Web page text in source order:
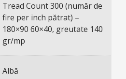
Tread Count 300 (număr de
fire per inch pătrat) –
180×90 60×40, greutate 140
gr/mp
Albă